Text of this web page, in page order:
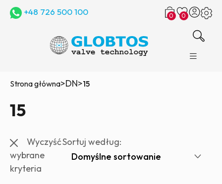
+48 726 500 100 0 0
Strona główna>DN>15
15
Wyczyść
wybrane
kryteria
Sortuj według: